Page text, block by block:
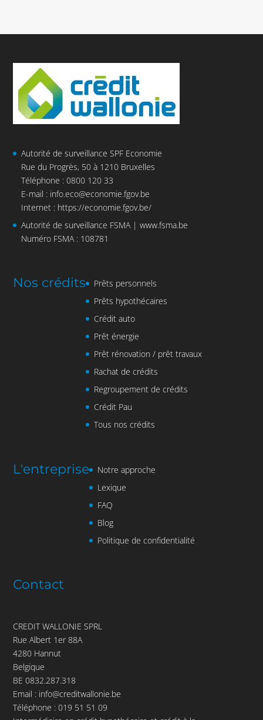
Autorité de surveillance SPF Economie
Rue du Progrès, 50 à 1210 Bruxelles
Téléphone : 0800 120 33
E-mail : info.eco@economie.fgov.be
Internet : https://economie.fgov.be/
Autorité de surveillance FSMA |www.fsma.be
Numéro FSMA : 108781
Nos crédits
Prêts personnels
Prêts hypothécaires
Crédit auto
Prêt énergie
Prêt rénovation / prêt travaux
Rachat de crédits
Regroupement de crédits
Crédit Pau
Tous nos crédits
L'entreprise
Notre approche
Lexique
FAQ
Blog
Politique de confidentialité
Contact
CREDIT WALLONIE SPRL
Rue Albert 1er 88A
4280 Hannut
Belgique
BE 0832.287.318
Email : info@creditwallonie.be
Téléphone :019 51 51 09